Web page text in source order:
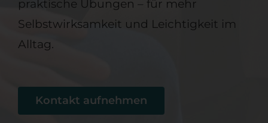
praktische Übungen – für mehr
Selbstwirksamkeit und Leichtigkeit im
Alltag.
Kontakt aufnehmen